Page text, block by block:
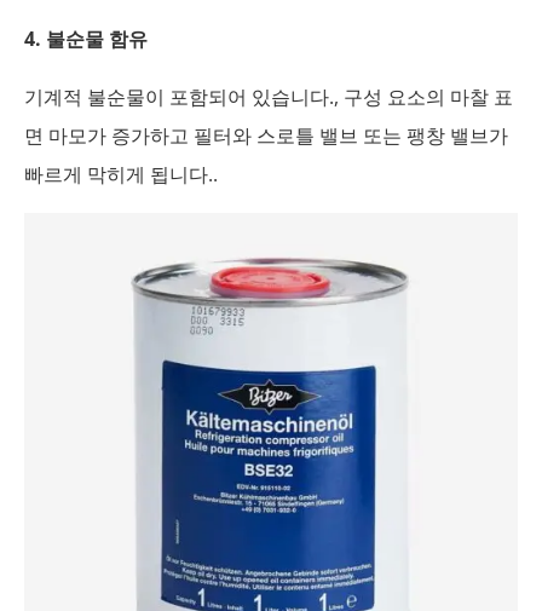
4. 불순물 함유
기계적 불순물이 포함되어 있습니다., 구성 요소의 마찰 표
면 마모가 증가하고 필터와 스로틀 밸브 또는 팽창 밸브가
빠르게 막히게 됩니다..